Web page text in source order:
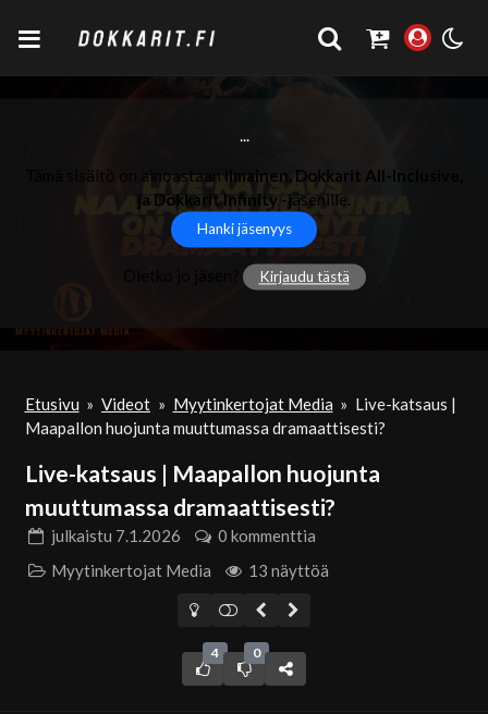
...
Tämä sisältö on ainoastaan
Ilmainen, Dokkarit All-Inclusive,
ja Dokkarit Infinity -jäsenille.
Hanki jäsenyys
Oletko jo jäsen? Kirjaudu tästä
Etusivu » Videot » Myytinkertojat Media » Live-katsaus |
Maapallon huojunta muuttumassa dramaattisesti?
Live-katsaus | Maapallon huojunta
muuttumassa dramaattisesti?
julkaistu 7.1.2026
0 kommenttia
Myytinkertojat Media
13 näyttöä
4 0